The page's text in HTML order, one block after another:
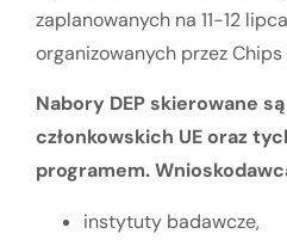
zaplanowanych na 11-12
organizowanych przez Chips
Nabory DEP skierowane
członkowskich UE oraz
programem.
instytuty badawcze,